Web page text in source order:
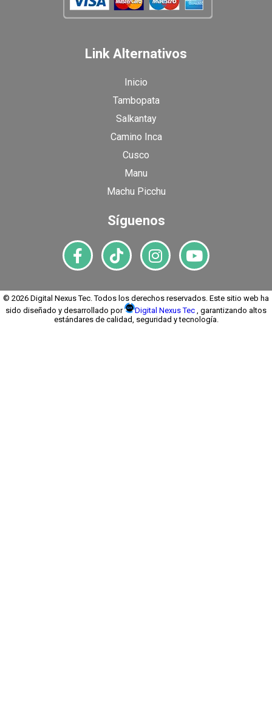
Link Alternativos
Inicio
Tambopata
Salkantay
Camino Inca
Cusco
Manu
Machu Picchu
Síguenos
© 2026 Digital Nexus Tec. Todos los derechos reservados. Este sitio web ha
sido diseñado y desarrollado por
Digital Nexus Tec , garantizando altos
estándares de calidad, seguridad y tecnología.